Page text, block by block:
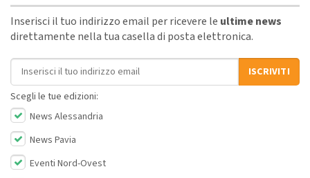
Inserisci il tuo indirizzo email per ricevere le ultime news
direttamente nella tua casella di posta elettronica.
Indirizzo email
ISCRIVITI
Scegli le tue edizioni:
News Alessandria
News Pavia
Eventi Nord-Ovest